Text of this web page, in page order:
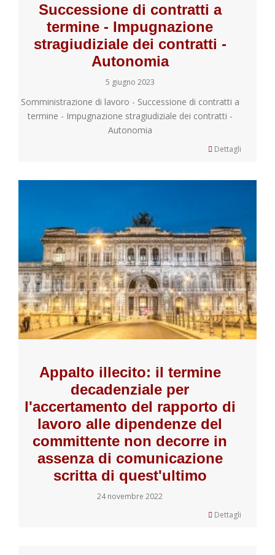
Successione di contratti a
termine - Impugnazione
stragiudiziale dei contratti -
Autonomia
5 giugno 2023
Somministrazione di lavoro - Successione di contratti a
termine - Impugnazione stragiudiziale dei contratti -
Autonomia
Dettagli
Appalto illecito: il termine
decadenziale per
l'accertamento del rapporto di
lavoro alle dipendenze del
committente non decorre in
assenza di comunicazione
scritta di quest'ultimo
24 novembre 2022
Dettagli